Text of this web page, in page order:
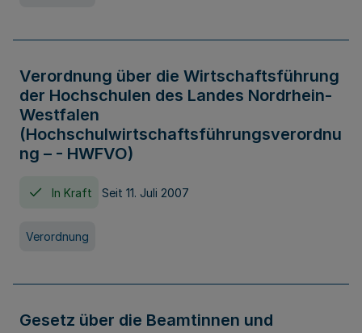
Verordnung über die Wirtschaftsführung
der Hochschulen des Landes Nordrhein-
Westfalen
(Hochschulwirtschaftsführungsverordnu
ng – - HWFVO)
In Kraft Seit 11. Juli 2007
Verordnung
Gesetz über die Beamtinnen und